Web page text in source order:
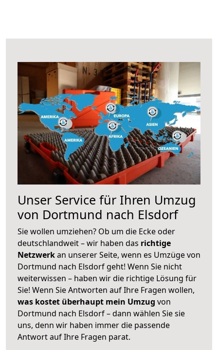
Unser Service für Ihren Umzug
von Dortmund nach Elsdorf
Sie wollen umziehen? Ob um die Ecke oder
deutschlandweit – wir haben das richtige
Netzwerkan unserer Seite, wenn es Umzüge von
Dortmund nach Elsdorf geht! Wenn Sie nicht
weiterwissen – haben wir die richtige Lösung für
Sie! Wenn Sie Antworten auf Ihre Fragen wollen,
was kostet überhaupt mein Umzug von
Dortmund nach Elsdorf – dann wählen Sie sie
uns, denn wir haben immer die passende
Antwort auf Ihre Fragen parat.